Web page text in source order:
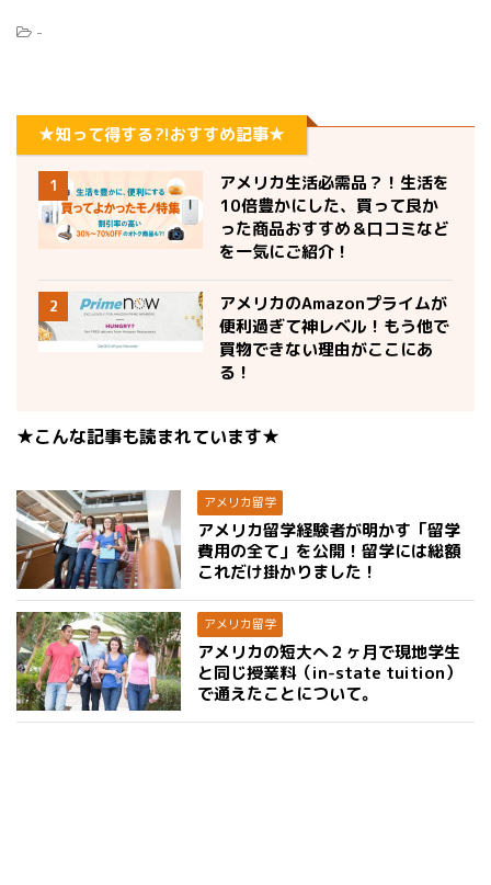
-
★知って得する?!おすすめ記事★
1
アメリカ生活必需品？！生活を
10倍豊かにした、買って良か
った商品おすすめ＆口コミなど
を一気にご紹介！
2
アメリカのAmazonプライムが
便利過ぎて神レベル！もう他で
買物できない理由がここにあ
る！
★こんな記事も読まれています★
アメリカ留学
アメリカ留学経験者が明かす「留学
費用の全て」を公開！留学には総額
これだけ掛かりました！
アメリカ留学
アメリカの短大へ２ヶ月で現地学生
と同じ授業料（in-state tuition）
で通えたことについて。